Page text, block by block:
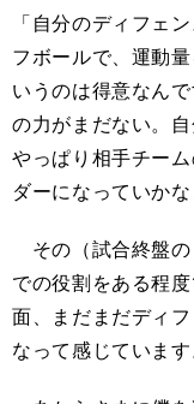
「自分のディフェ
フボールで、運動
いうのは得意なん
の力がまだない。
やっぱり相手チー
ダーになっていかな
その（試合終盤の
での役割をある程
面、まだまだディ
なって感じています